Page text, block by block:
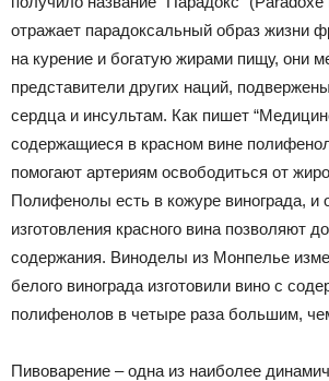
отражает парадоксальный образ жизни
на курение и богатую жирами пищу, они
представители других наций,
сердца и инсультам. Как пишет
содержащиеся в красном вине
помогают артериям освободиться от
Полифенолы есть в кожуре винограда, и
изготовления красного вина позволяют
содержания. Виноделы из Монпелье
белого винограда изготовили вино с
полифенолов в четыре раза большим,
Пивоварение – одна из наиболее